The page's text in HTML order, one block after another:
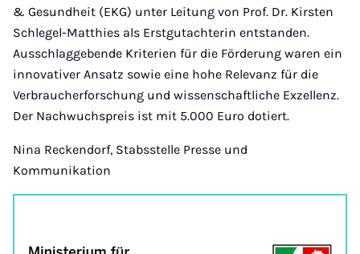
& Gesundheit (EKG) unter Leitung von Prof. Dr. Kirsten
Schlegel-Matthies als Erstgutachterin entstanden.
Ausschlaggebende Kriterien für die Förderung waren ein
innovativer Ansatz sowie eine hohe Relevanz für die
Verbraucherforschung und wissenschaftliche Exzellenz.
Der Nachwuchspreis ist mit 5.000 Euro dotiert.
Nina Reckendorf, Stabsstelle Presse und
Kommunikation